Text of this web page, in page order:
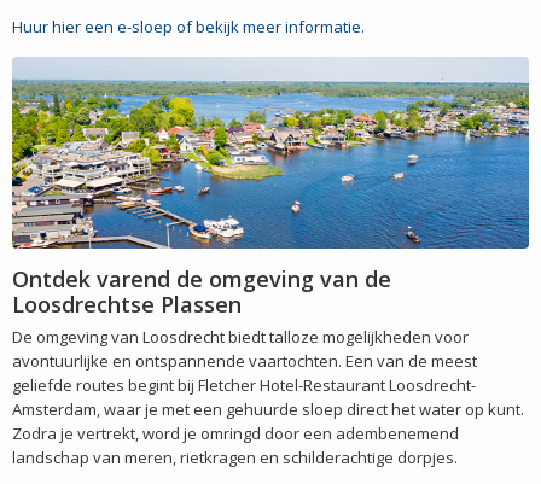
Huur hier een e-sloep of bekijk meer informatie.
Ontdek varend de omgeving van de
Loosdrechtse Plassen
De omgeving van Loosdrecht biedt talloze mogelijkheden voor
avontuurlijke en ontspannende vaartochten. Een van de meest
geliefde routes begint bij Fletcher Hotel-Restaurant Loosdrecht-
Amsterdam, waar je met een gehuurde sloep direct het water op kunt.
Zodra je vertrekt, word je omringd door een adembenemend
landschap van meren, rietkragen en schilderachtige dorpjes.